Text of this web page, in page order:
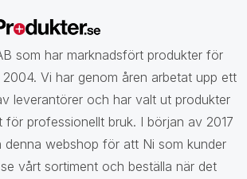
som har marknadsfört produkter för
Vi har genom åren arbetat upp ett
leverantörer och har valt ut produkter
för professionellt bruk. I början av 2017
denna webshop för att Ni som kunder
vårt sortiment och beställa när det